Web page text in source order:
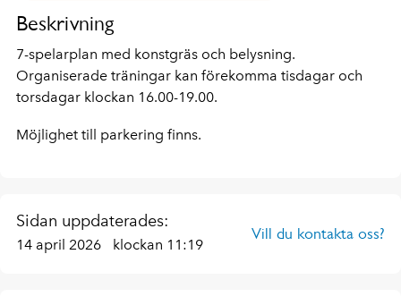
Beskrivning
7-spelarplan med konstgräs och belysning.
Organiserade träningar kan förekomma tisdagar och
torsdagar klockan 16.00-19.00.
Möjlighet till parkering finns.
Sidan uppdaterades:
14 april 2026 klockan 11:19
Vill du kontakta oss?